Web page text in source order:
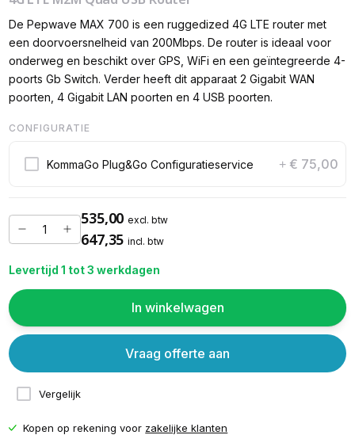
De Pepwave MAX 700 is een ruggedized 4G LTE router met
een doorvoersnelheid van 200Mbps. De router is ideaal voor
onderweg en beschikt over GPS, WiFi en een geïntegreerde 4-
poorts Gb Switch. Verder heeft dit apparaat 2 Gigabit WAN
poorten, 4 Gigabit LAN poorten en 4 USB poorten.
CONFIGURATIE
KommaGo Plug&Go Configuratieservice + € 75,00
535,00 excl. btw
647,35 incl. btw
Levertijd 1 tot 3 werkdagen
In winkelwagen
Vergelijk
Vraag offerte aan
Kopen op rekening voor zakelijke klanten